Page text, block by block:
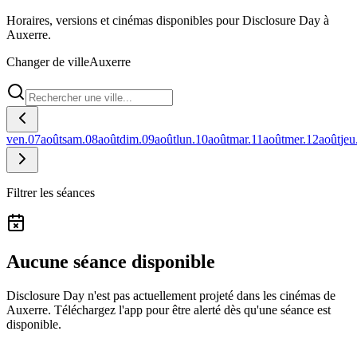
Horaires, versions et cinémas disponibles pour Disclosure Day à
Auxerre.
Changer de villeAuxerre
ven.07aoûtsam.08aoûtdim.09aoûtlun.10aoûtmar.11aoûtmer.12août
Filtrer les séances
Aucune séance disponible
Disclosure Day n'est pas actuellement projeté dans les cinémas de
Auxerre. Téléchargez l'app pour être alerté dès qu'une séance est
disponible.